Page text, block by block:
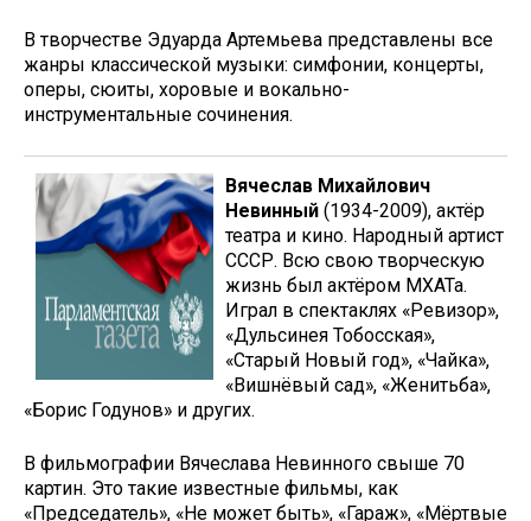
В творчестве Эдуарда Артемьева представлены все
жанры классической музыки: симфонии, концерты,
оперы, сюиты, хоровые и вокально-
инструментальные сочинения.
Вячеслав Михайлович
Невинный (1934-2009), актёр
театра и кино. Народный артист
СССР. Всю свою творческую
жизнь был актёром МХАТа.
Играл в спектаклях «Ревизор»,
«Дульсинея Тобосская»,
«Старый Новый год», «Чайка»,
«Вишнёвый сад», «Женитьба»,
«Борис Годунов» и других.
В фильмографии Вячеслава Невинного свыше 70
картин. Это такие известные фильмы, как
«Председатель», «Не может быть», «Гараж», «Мёртвые